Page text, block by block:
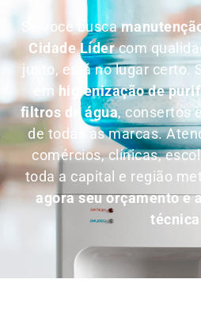
Se você busca
Cidade Lídercom
justo, está no lugar certo.
em higienização de
filtros de água, consertos
de todas as marcas.
comércios, clínicas,
toda a capital e região
agora seu orçamento e